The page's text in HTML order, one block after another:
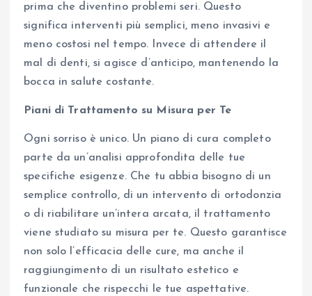
prima che diventino problemi seri. Questo
significa interventi più semplici, meno invasivi e
meno costosi nel tempo. Invece di attendere il
mal di denti, si agisce d’anticipo, mantenendo la
bocca in salute costante.
Piani di Trattamento su Misura per Te
Ogni sorriso è unico. Un piano di cura completo
parte da un’analisi approfondita delle tue
specifiche esigenze. Che tu abbia bisogno di un
semplice controllo, di un intervento di ortodonzia
o di riabilitare un’intera arcata, il trattamento
viene studiato su misura per te. Questo garantisce
non solo l’efficacia delle cure, ma anche il
raggiungimento di un risultato estetico e
funzionale che rispecchi le tue aspettative.